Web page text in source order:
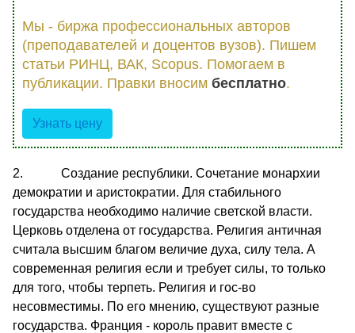
Мы - биржа профессиональных авторов
(преподавателей и доцентов вузов). Пишем
статьи РИНЦ, ВАК, Scopus. Помогаем в
публикации. Правки вносим бесплатно.
Узнать цену
2. Создание республики. Сочетание монархии
демократии и аристократии. Для стабильного
государства необходимо наличие светской власти.
Церковь отделена от государства. Религия античная
считала высшим благом величие духа, силу тела. А
современная религия если и требует силы, то только
для того, чтобы терпеть. Религия и гос-во
несовместимы. По его мнению, существуют разные
государства. Франция - король правит вместе с